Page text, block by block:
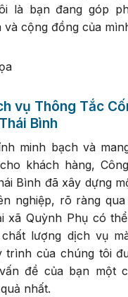
là bạn đang góp
cộng đồng của
vụ Thông Tắc
Bình
minh bạch và
khách hàng,
Bình đã xây dựng
nghiệp, rõ ràng
xã Quỳnh Phụ có
lượng dịch vụ
trình của chúng tôi
đề của bạn một
nhất.